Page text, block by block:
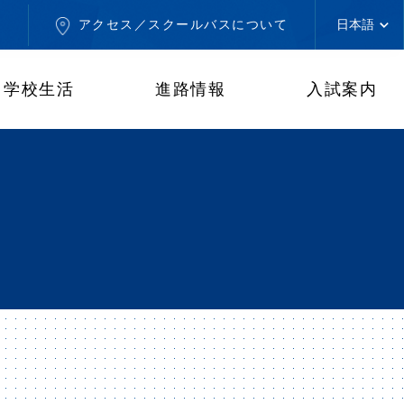
アクセス／スクールバスについて
学校生活 進路情報 入試案内